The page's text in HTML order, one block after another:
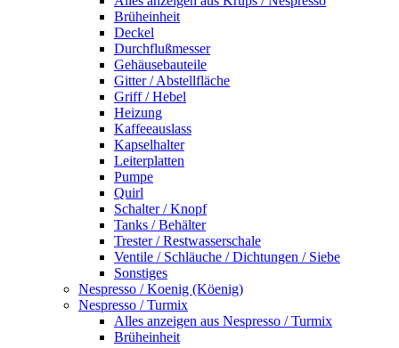
Brüheinheit
Deckel
Durchflußmesser
Gehäusebauteile
Gitter / Abstellfläche
Griff / Hebel
Heizung
Kaffeeauslass
Kapselhalter
Leiterplatten
Pumpe
Quirl
Schalter / Knopf
Tanks / Behälter
Trester / Restwasserschale
Ventile / Schläuche / Dichtungen / Siebe
Sonstiges
Nespresso / Koenig (Köenig)
Nespresso / Turmix
Alles anzeigen aus Nespresso / Turmix
Brüheinheit